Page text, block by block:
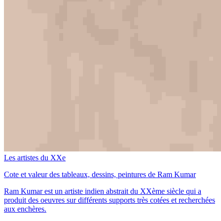
Les artistes du XXe
Cote et valeur des tableaux, dessins, peintures de Ram Kumar
Ram Kumar est un artiste indien abstrait du XXème siècle qui a
produit des oeuvres sur différents supports très cotées et recherchées
aux enchères.